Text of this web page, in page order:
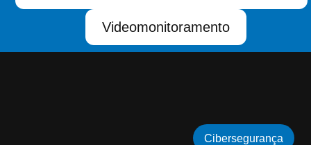
Videomonitoramento
Cibersegurança